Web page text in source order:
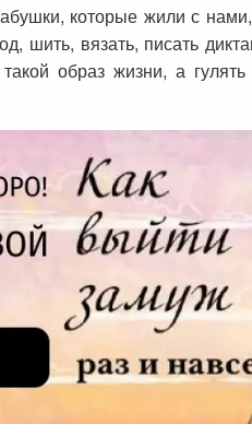
которые жили с
шить, вязать, писать
образ жизни, а